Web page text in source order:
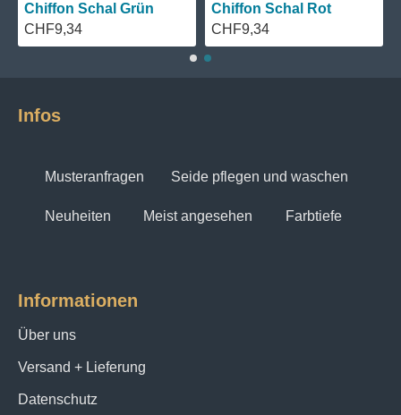
Chiffon Schal Grün
CHF9,34
Chiffon Schal Rot
CHF9,34
Infos
Musteranfragen Seide pflegen und waschen
Neuheiten Meist angesehen Farbtiefe
Informationen
Über uns
Versand + Lieferung
Datenschutz